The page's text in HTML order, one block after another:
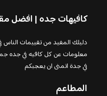
كافيهات جده | افضل
دليلك المفيد من تقييمات
معلومات عن كل كافيه في جده
في جدة اتمنى ان يعجبكم
المطاعم